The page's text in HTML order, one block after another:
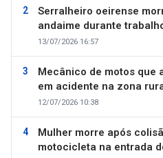
Serralheiro oeirense
andaime durante
13/07/2026 16:57
Mecânico de motos que
em acidente na zona
12/07/2026 10:38
Mulher morre após
motocicleta na entrada